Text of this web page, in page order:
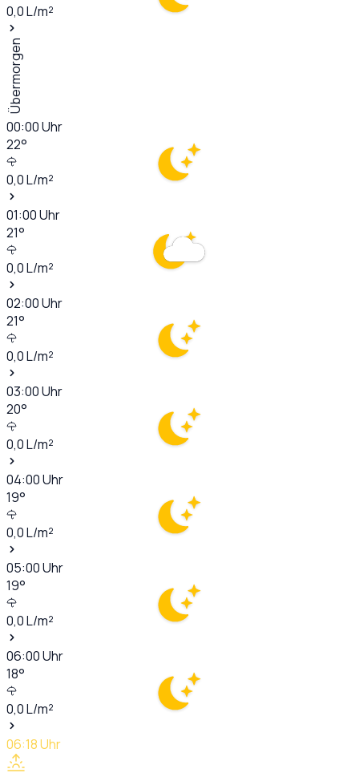
0,0L/m²
Übermorgen
00:00Uhr
22°
0,0L/m²
01:00Uhr
21°
0,0L/m²
02:00Uhr
21°
0,0L/m²
03:00Uhr
20°
0,0L/m²
04:00Uhr
19°
0,0L/m²
05:00Uhr
19°
0,0L/m²
06:00Uhr
18°
0,0L/m²
06:18Uhr